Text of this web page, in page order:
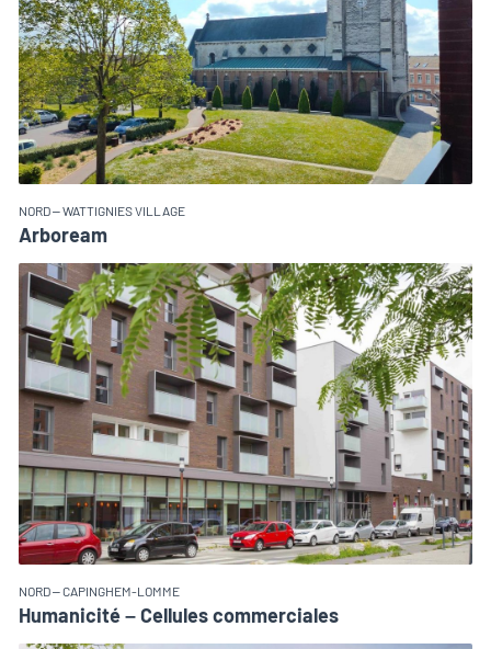
NORD – WATTIGNIES VILLAGE
Arboream
NORD – CAPINGHEM-LOMME
Humanicité – Cellules commerciales